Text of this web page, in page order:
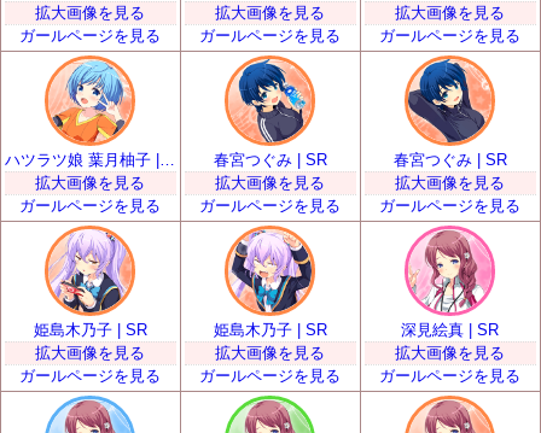
拡大画像を見る
ガールページを見る
拡大画像を見る
ガールページを見る
拡大画像を見る
ガールページを見る
拡大画像を見る
ガールページを見る
春宮つぐみ | SR
拡大画像を見る
ガールページを見る
春宮つぐみ | SR
拡大画像を見る
ガールページを見る
姫島木乃子 | SR
拡大画像を見る
ガールページを見る
姫島木乃子 | SR
拡大画像を見る
ガールページを見る
深見絵真 | SR
拡大画像を見る
ガールページを見る